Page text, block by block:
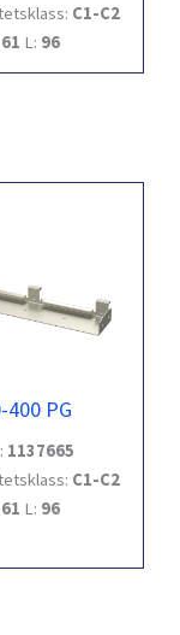
C1-C2
61 L: 96
PG
1137665
C1-C2
61 L: 96